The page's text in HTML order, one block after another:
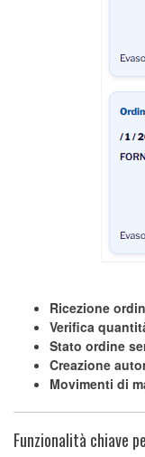
Ricezione
Verifica
Stato ordine
Creazione
Movimenti di
Funzionalità chiave